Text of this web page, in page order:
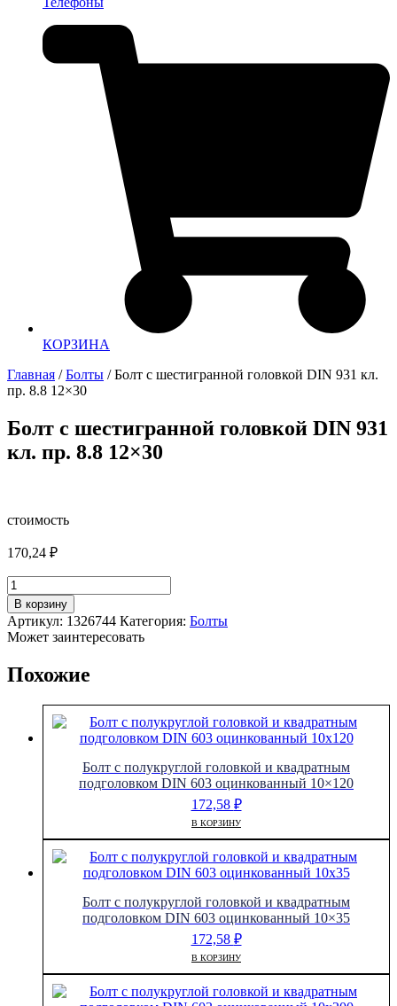
КОРЗИНА
Главная /Болты / Болт с шестигранной головкой DIN 931 кл.
пр. 8.8 12×30
Болт с шестигранной головкой DIN 931
кл. пр. 8.8 12×30
стоимость
170,24 ₽
Количество
товара
Болт
с
шестигранной
DIN
В корзину
Артикул: 1326744 Категория: Болты
Может заинтересовать
Похожие
Болт с полукруглой головкой и квадратным
подголовком DIN 603 оцинкованный 10×120
172,58 ₽
В КОРЗИНУ
Болт с полукруглой головкой и квадратным
подголовком DIN 603 оцинкованный 10×35
172,58 ₽
В КОРЗИНУ